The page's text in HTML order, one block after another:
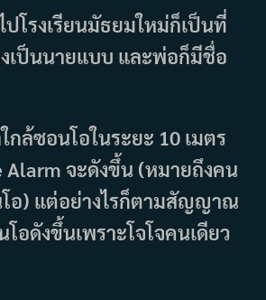
ปโรงเรียนมัธยมใหม่ก็เป็นที่
เป็นนายแบบ และพ่อก็มีชื่อ
กล้ซอนโอในระยะ 10 เมตร
จะดังขึ้น (หมายถึงคน
อ) แต่อย่างไรก็ตามสัญญาณ
อดังขึ้นเพราะโจโจคนเดียว